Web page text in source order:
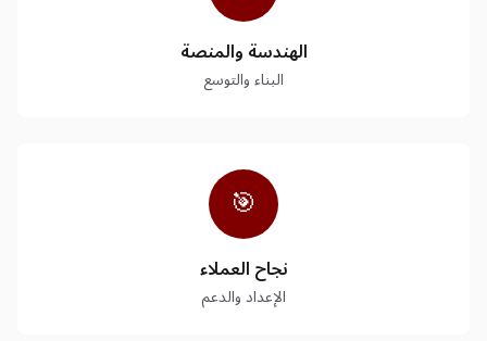
الهندسة والمنصة
البناء والتوسع
🎯
نجاح العملاء
الإعداد والدعم